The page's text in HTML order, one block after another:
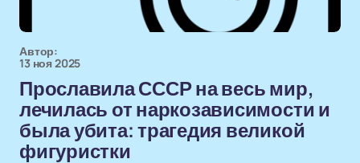
Автор:
13 ноя 2025
Прославила СССР на весь мир,
лечилась от наркозависимости и
была убита: трагедия великой
фигуристки